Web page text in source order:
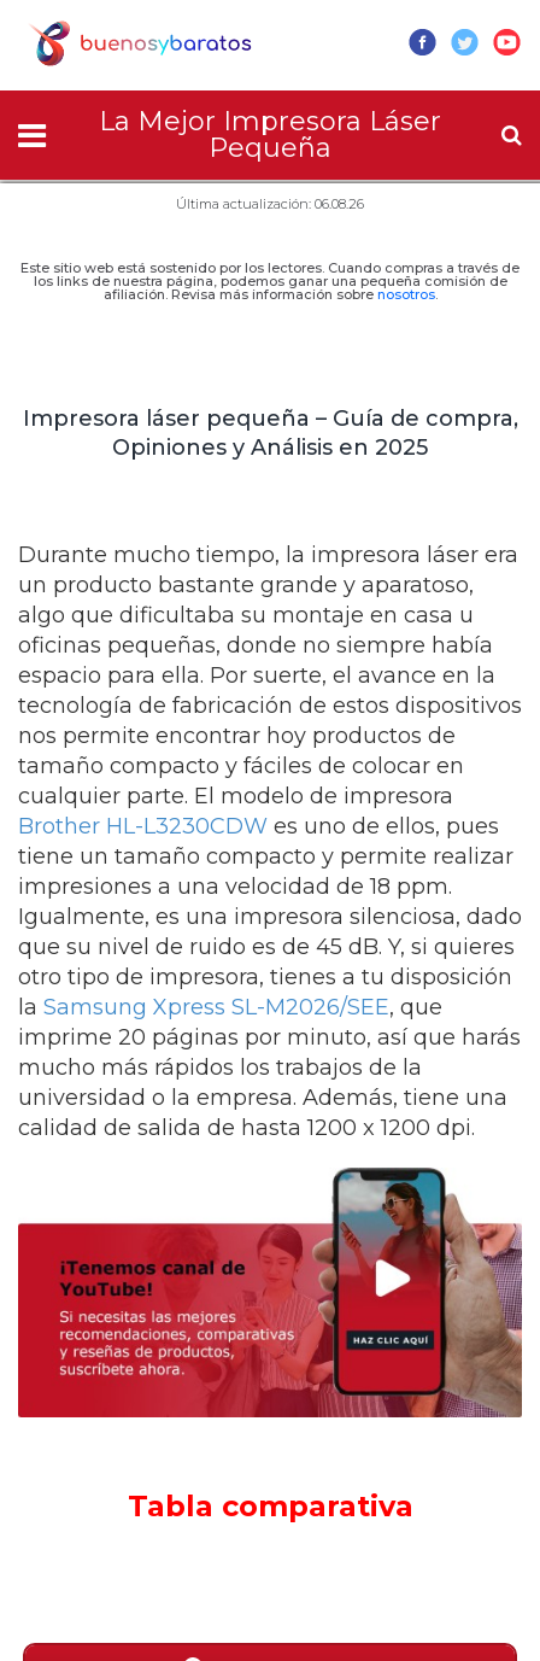
La Mejor Impresora Láser
Pequeña
Última actualización: 06.08.26
Este sitio web está sostenido por los lectores. Cuando compras a través de
los links de nuestra página, podemos ganar una pequeña comisión de
afiliación. Revisa más información sobre nosotros.
Impresora láser pequeña – Guía de compra,
Opiniones y Análisis en 2025
Durante mucho tiempo, la impresora láser era
un producto bastante grande y aparatoso,
algo que dificultaba su montaje en casa u
oficinas pequeñas, donde no siempre había
espacio para ella. Por suerte, el avance en la
tecnología de fabricación de estos dispositivos
nos permite encontrar hoy productos de
tamaño compacto y fáciles de colocar en
cualquier parte. El modelo de impresora
Brother HL-L3230CDW es uno de ellos, pues
tiene un tamaño compacto y permite realizar
impresiones a una velocidad de 18 ppm.
Igualmente, es una impresora silenciosa, dado
que su nivel de ruido es de 45 dB. Y, si quieres
otro tipo de impresora, tienes a tu disposición
la Samsung Xpress SL-M2026/SEE, que
imprime 20 páginas por minuto, así que harás
mucho más rápidos los trabajos de la
universidad o la empresa. Además, tiene una
calidad de salida de hasta 1200 x 1200 dpi.
Tabla comparativa